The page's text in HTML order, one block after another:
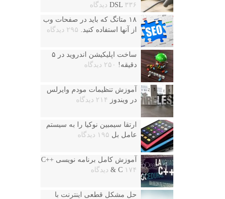
DSL ۳۳۶ دیدگاه
۱۸ متاتگ که باید در صفحات وب
از آنها استفاده کنید. ۲۹۵ دیدگاه
ساخت اپلیکیشن اندروید در ۵
دقیقه! ۲۵۰ دیدگاه
آموزش تنظیمات مودم وایرلس
در ویندوز
۲۱۴ دیدگاه
ارتقا سیمبین نوکیا را به سیستم
عامل بل ۱۹۵ دیدگاه
آموزش کامل برنامه نویسی ++C
& C ۱۷۴ دیدگاه
حل مشکل قطعی اینترنت با